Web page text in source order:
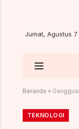
Jumat, Agustus 7
Beranda »
TEKNOLOGI